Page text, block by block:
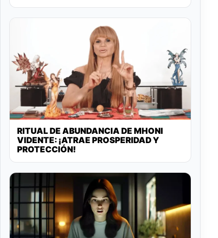
RITUAL DE ABUNDANCIA DE MHONI
VIDENTE: ¡ATRAE PROSPERIDAD Y
PROTECCIÓN!